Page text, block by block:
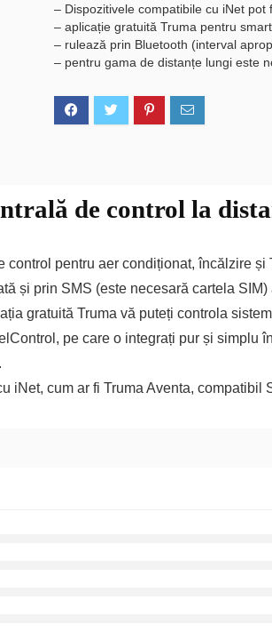
– Dispozitivele compatibile cu iNet pot
– aplicație gratuită Truma pentru
– rulează prin Bluetooth (interval
– pentru gama de distanțe lungi este
de control la
pentru aer condiționat, încălzire
și prin SMS (este necesară cartela
gratuită Truma vă puteți controla
pe care o integrați pur și
iNet, cum ar fi Truma Aventa, compatibil